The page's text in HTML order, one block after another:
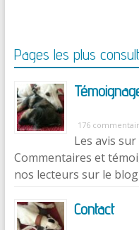
Pages les plus
176
Les avis
Commentaires et
nos lecteurs sur le
Contact